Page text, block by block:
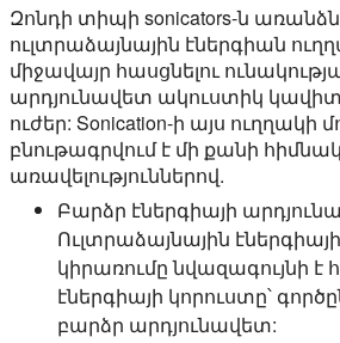
Զոնդի տիպի sonicators-ն
ուլտրաձայնային էներգիան
միջավայր հասցնելու
արդյունավետ ակուստիկ
ուժեր: Sonication-ի այս ուղղակի
բնութագրվում է մի քանի
առավելություններով.
Բարձր էներգիայի
Ուլտրաձայնային
կիրառումը նվազագույնի է
էներգիայի կորուստը՝
բարձր արդյունավետ: